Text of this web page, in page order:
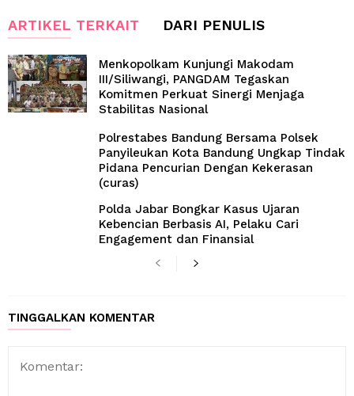
ARTIKEL TERKAIT DARI PENULIS
Menkopolkam Kunjungi Makodam
III/Siliwangi, PANGDAM Tegaskan
Komitmen Perkuat Sinergi Menjaga
Stabilitas Nasional
Polrestabes Bandung Bersama Polsek
Panyileukan Kota Bandung Ungkap Tindak
Pidana Pencurian Dengan Kekerasan
(curas)
Polda Jabar Bongkar Kasus Ujaran
Kebencian Berbasis AI, Pelaku Cari
Engagement dan Finansial
TINGGALKAN KOMENTAR